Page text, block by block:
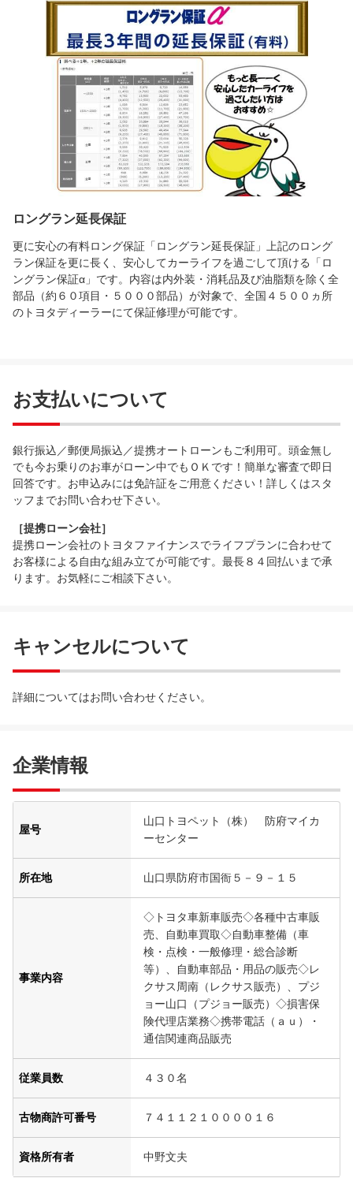
ロングラン延長保証
更に安心の有料ロング保証「ロングラン延長保証」上記のロング
ラン保証を更に長く、安心してカーライフを過ごして頂ける「ロ
ングラン保証α」です。内容は内外装・消耗品及び油脂類を除く全
部品（約６０項目・５０００部品）が対象で、全国４５００ヵ所
のトヨタディーラーにて保証修理が可能です。
お支払いについて
銀行振込／郵便局振込／提携オートローンもご利用可。頭金無し
でも今お乗りのお車がローン中でもＯＫです！簡単な審査で即日
回答です。お申込みには免許証をご用意ください！詳しくはスタ
ッフまでお問い合わせ下さい。
［提携ローン会社］
提携ローン会社のトヨタファイナンスでライフプランに合わせて
お客様による自由な組み立てが可能です。最長８４回払いまで承
ります。お気軽にご相談下さい。
キャンセルについて
詳細についてはお問い合わせください。
企業情報
屋号
山口トヨペット（株） 防府マイカ
ーセンター
所在地 山口県防府市国衙５－９－１５
事業内容
◇トヨタ車新車販売◇各種中古車販
売、自動車買取◇自動車整備（車
検・点検・一般修理・総合診断
等）、自動車部品・用品の販売◇レ
クサス周南（レクサス販売）、プジ
ョー山口（プジョー販売）◇損害保
険代理店業務◇携帯電話（ａｕ）・
通信関連商品販売
従業員数 ４３０名
古物商許可番号 ７４１１２１００００１６
資格所有者 中野文夫